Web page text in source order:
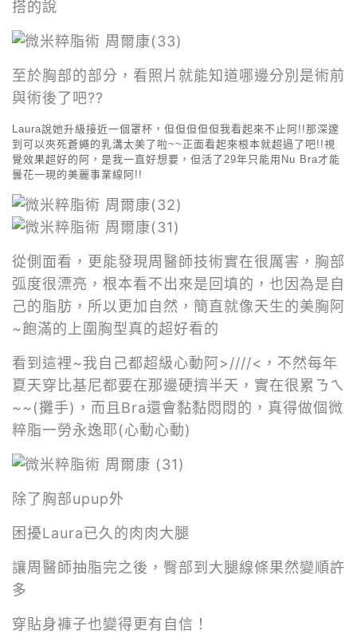
搭的說
至於胸部的部分，看照片就能知道哪邊分別是術前
與術後了吧??
Laura說她升級接近一個罩杯，但但但但但我看起來不止阿!!那深邃
到可以夾死蒼蠅的乳溝太美了啦~~正面看起來根本就超過了吧!!視
覺效果超好的阿，是我一直好想要，但活了29年只能用Nu Bra才能
曇花一現的美麗事業線阿!!
從側面看，更能發現周醫師技術實在很厲害，胸部
弧度很漂亮，根本看不出來是回填的，也因為是自
己的脂肪，所以更加自然，簡直就像天生的美胸阿
~飽滿的上圍胸型真的超好看的
看到這裡~我自己都超級心動阿>////<，不然每年
夏天穿比基尼都要在那邊硬擠半天，實在很累ㄋㄟ
~~(攤手)，而且Bra還會黏黏悶悶的，真得做個微
粹脂一勞永逸耶(心動心動)
除了胸部upup外
困擾Laura已久的肉肉大腿
讓周醫師抽脂完之後，臀部到大腿線條果然變順許
多
穿貼身褲子也變得更有自信！